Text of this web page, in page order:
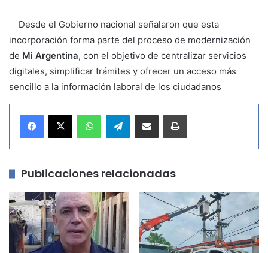
Desde el Gobierno nacional señalaron que esta
incorporación forma parte del proceso de modernización
de Mi Argentina, con el objetivo de centralizar servicios
digitales, simplificar trámites y ofrecer un acceso más
sencillo a la información laboral de los ciudadanos
Telegram
Publicaciones relacionadas